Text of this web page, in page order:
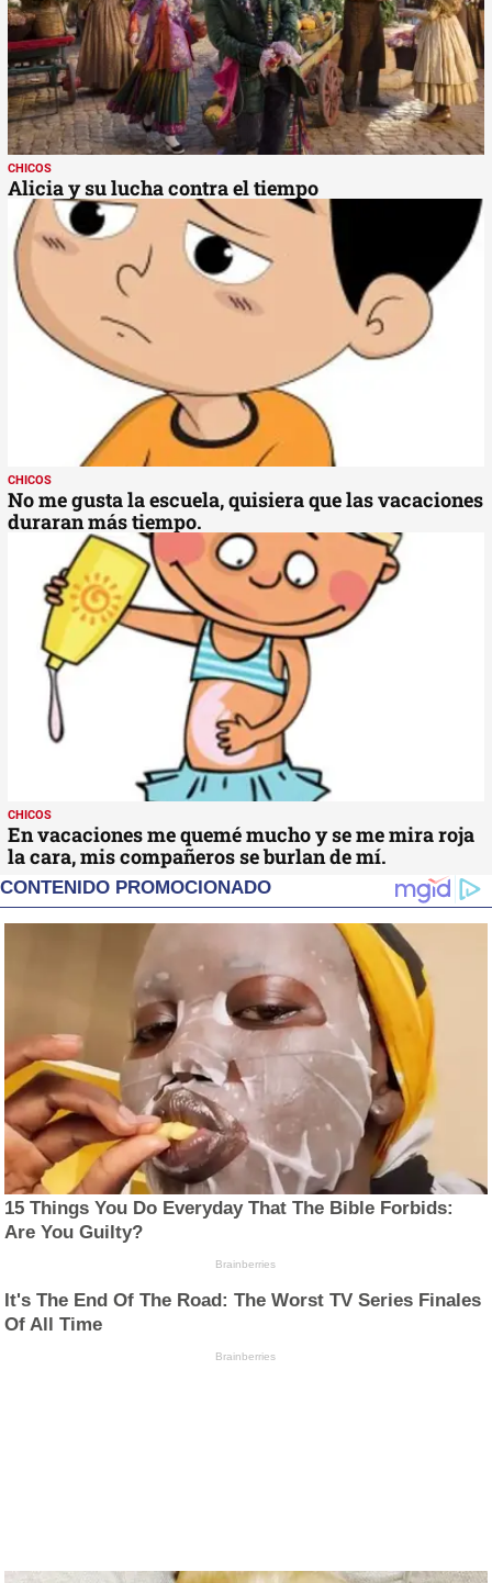
CHICOS
Alicia y su lucha contra el tiempo
CHICOS
No me gusta la escuela, quisiera que las vacaciones
duraran más tiempo.
CHICOS
En vacaciones me quemé mucho y se me mira roja
la cara, mis compañeros se burlan de mí.
CONTENIDO PROMOCIONADO
15 Things You Do Everyday That The Bible Forbids:
Are You Guilty?
Brainberries
It's The End Of The Road: The Worst TV Series Finales
Of All Time
Brainberries